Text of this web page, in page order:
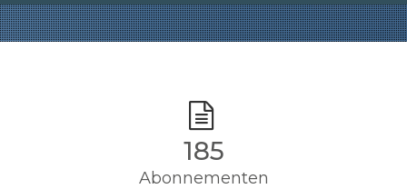
185
Abonnementen